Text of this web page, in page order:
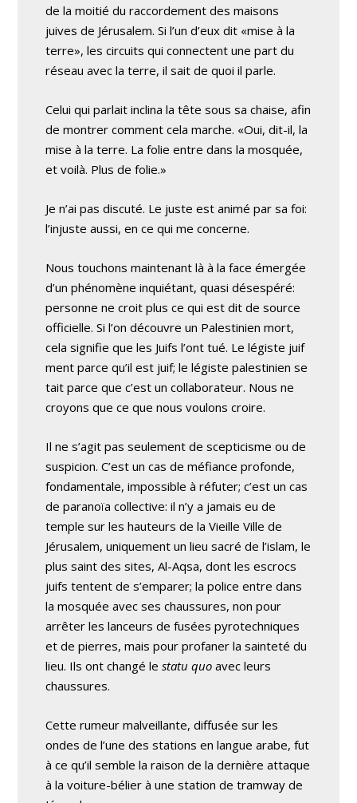
de la moitié du raccordement des maisons
juives de Jérusalem. Si l’un d’eux dit «mise à la
terre», les circuits qui connectent une part du
réseau avec la terre, il sait de quoi il parle.
Celui qui parlait inclina la tête sous sa chaise, afin
de montrer comment cela marche. «Oui, dit-il, la
mise à la terre. La folie entre dans la mosquée,
et voilà. Plus de folie.»
Je n’ai pas discuté. Le juste est animé par sa foi:
l’injuste aussi, en ce qui me concerne.
Nous touchons maintenant là à la face émergée
d’un phénomène inquiétant, quasi désespéré:
personne ne croit plus ce qui est dit de source
officielle. Si l’on découvre un Palestinien mort,
cela signifie que les Juifs l’ont tué. Le légiste juif
ment parce qu’il est juif; le légiste palestinien se
tait parce que c’est un collaborateur. Nous ne
croyons que ce que nous voulons croire.
Il ne s’agit pas seulement de scepticisme ou de
suspicion. C’est un cas de méfiance profonde,
fondamentale, impossible à réfuter; c’est un cas
de paranoïa collective: il n’y a jamais eu de
temple sur les hauteurs de la Vieille Ville de
Jérusalem, uniquement un lieu sacré de l’islam, le
plus saint des sites, Al-Aqsa, dont les escrocs
juifs tentent de s’emparer; la police entre dans
la mosquée avec ses chaussures, non pour
arrêter les lanceurs de fusées pyrotechniques
et de pierres, mais pour profaner la sainteté du
lieu. Ils ont changé lestatu quo avec leurs
chaussures.
Cette rumeur malveillante, diffusée sur les
ondes de l’une des stations en langue arabe, fut
à ce qu’il semble la raison de la dernière attaque
à la voiture-bélier à une station de tramway de